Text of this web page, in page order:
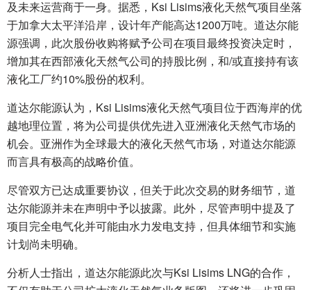
及未来运营商于一身。据悉，Ksi Lisims液化天然气项目坐落
于加拿大太平洋沿岸，设计年产能高达1200万吨。道达尔能
源强调，此次股份收购将赋予公司在项目最终投资决定时，
增加其在西部液化天然气公司的持股比例，和/或直接持有该
液化工厂约10%股份的权利。
道达尔能源认为，Ksi Lisims液化天然气项目位于西海岸的优
越地理位置，将为公司提供优先进入亚洲液化天然气市场的
机会。亚洲作为全球最大的液化天然气市场，对道达尔能源
而言具有极高的战略价值。
尽管双方已达成重要协议，但关于此次交易的财务细节，道
达尔能源并未在声明中予以披露。此外，尽管声明中提及了
项目完全电气化并可能由水力发电支持，但具体细节和实施
计划尚未明确。
分析人士指出，道达尔能源此次与Ksi Lisims LNG的合作，